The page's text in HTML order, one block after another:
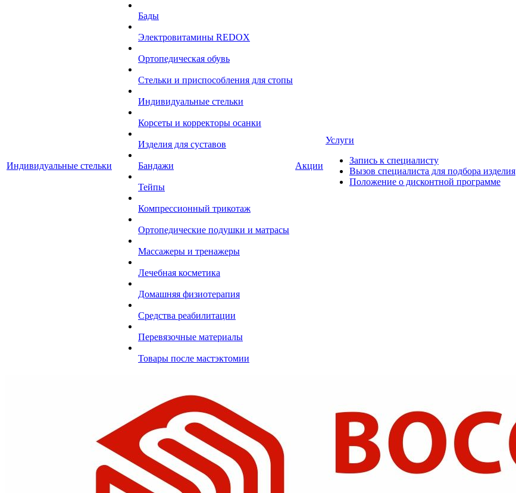
Индивидуальные стельки
Бады
Электровитамины REDOX
Ортопедическая обувь
Стельки и приспособления для стопы
Индивидуальные стельки
Корсеты и корректоры осанки
Изделия для суставов
Бандажи
Тейпы
Компрессионный трикотаж
Ортопедические подушки и матрасы
Массажеры и тренажеры
Лечебная косметика
Домашняя физиотерапия
Средства реабилитации
Перевязочные материалы
Товары после мастэктомии
Акции
Услуги
Запись к специалисту
Вызов специалиста для подбора изделия
Положение о дисконтной программе